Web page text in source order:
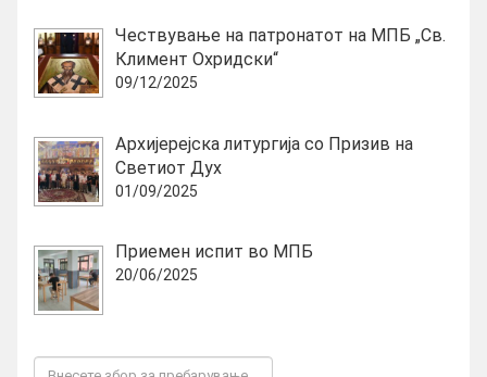
Чествување на патронатот на МПБ „Св.
Климент Охридски“
09/12/2025
Архијерејска литургија со Призив на
Светиот Дух
01/09/2025
Приемен испит во МПБ
20/06/2025